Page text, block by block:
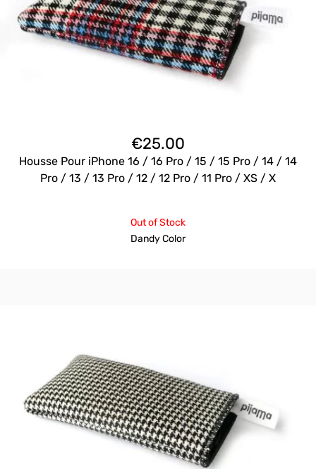
€25.00
Housse Pour iPhone 16 / 16 Pro / 15 / 15 Pro / 14 / 14
Pro / 13 / 13 Pro / 12 / 12 Pro / 11 Pro / XS / X
Out of Stock
Dandy Color